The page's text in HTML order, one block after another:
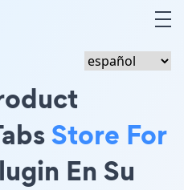
Store For
En Su